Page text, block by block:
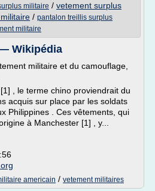
militaire / vetement surplus
/ pantalon treillis surplus
militaire
Wikipédia
militaire et du camouflage,
, le terme chino proviendrait du
acquis sur place par les soldats
Philippines . Ces vêtements, qui
à Manchester [1] , y...
americain / vetement militaires